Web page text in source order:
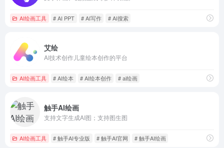
AI绘画工具 # AI PPT # AI写作 # AI搜索
艾绘
AI技术创作儿童绘本创作的平台
AI绘画工具 # AI绘本 # AI绘本创作 # ai绘画
触手AI绘画
支持文字生成AI图；支持图生图
AI绘画工具 # 触手AI专业版 # 触手AI官网 # 触手AI绘画